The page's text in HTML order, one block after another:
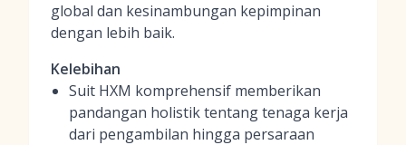
global dan kesinambungan kepimpinan
dengan lebih baik.
Kelebihan
Suit HXM komprehensif memberikan
pandangan holistik tentang tenaga kerja
dari pengambilan hingga persaraan